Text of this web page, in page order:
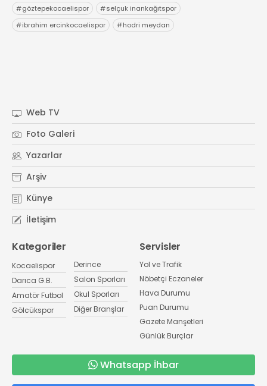
#göztepekocaelispor #selçuk inankağıtspor
#ibrahim ercinkocaelispor #hodri meydan
Web TV
Foto Galeri
Yazarlar
Arşiv
Künye
İletişim
Kategoriler
Kocaelispor
Darıca G.B.
Amatör Futbol
Gölcükspor
Derince
Salon Sporları
Okul Sporları
Diğer Branşlar
Servisler
Yol ve Trafik
Nöbetçi Eczaneler
Hava Durumu
Puan Durumu
Gazete Manşetleri
Günlük Burçlar
Whatsapp İhbar